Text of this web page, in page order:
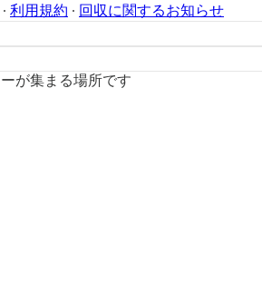
∙ 利用規約 ∙ 回収に関するお知らせ
が集まる場所です